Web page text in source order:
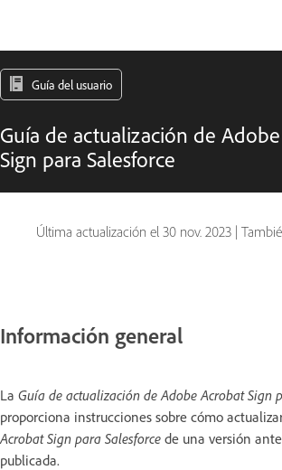
Guía del usuario
Guía de actualización de
Sign para Salesforce
Última actualización el 30 nov. 2023 | También se
Información general
La Guía de actualización de Adobe Acrobat Sign
proporciona instrucciones sobre cómo
Acrobat Sign para Salesforce de una versión
publicada.